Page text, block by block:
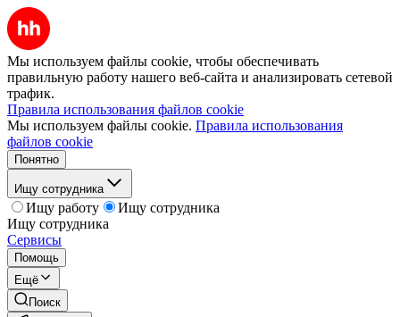
Мы используем файлы cookie, чтобы обеспечивать
правильную работу нашего веб-сайта и анализировать сетевой
трафик.
Правила использования файлов cookie
Мы используем файлы cookie. Правила использования
файлов cookie
Понятно
Ищу сотрудника
Ищу работу
Ищу сотрудника
Ищу сотрудника
Сервисы
Помощь
Ещё
Поиск